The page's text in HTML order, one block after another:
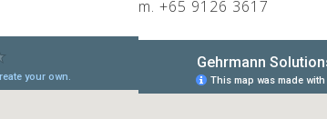
m. +65 9126 3617